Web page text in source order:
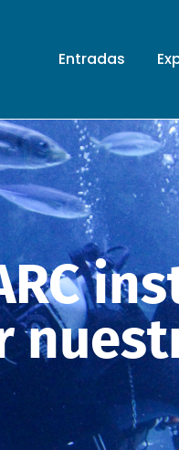
Entradas